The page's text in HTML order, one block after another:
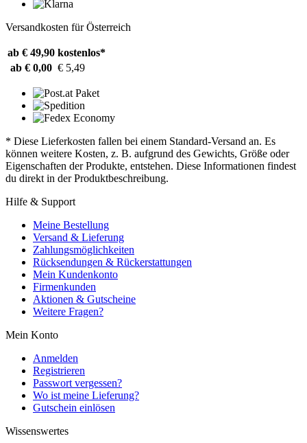
Versandkosten für Österreich
ab € 49,90 kostenlos*
ab € 0,00 € 5,49
* Diese Lieferkosten fallen bei einem Standard-Versand an. Es
können weitere Kosten, z. B. aufgrund des Gewichts, Größe oder
Eigenschaften der Produkte, entstehen. Diese Informationen findest
du direkt in der Produktbeschreibung.
Hilfe & Support
Meine Bestellung
Versand & Lieferung
Zahlungsmöglichkeiten
Rücksendungen & Rückerstattungen
Mein Kundenkonto
Firmenkunden
Aktionen & Gutscheine
Weitere Fragen?
Mein Konto
Anmelden
Registrieren
Passwort vergessen?
Wo ist meine Lieferung?
Gutschein einlösen
Wissenswertes